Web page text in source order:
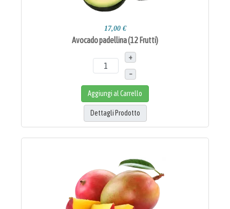
17,00 €
Avocado padellina (12 Frutti)
+
–
Aggiungi al Carrello
Dettagli Prodotto